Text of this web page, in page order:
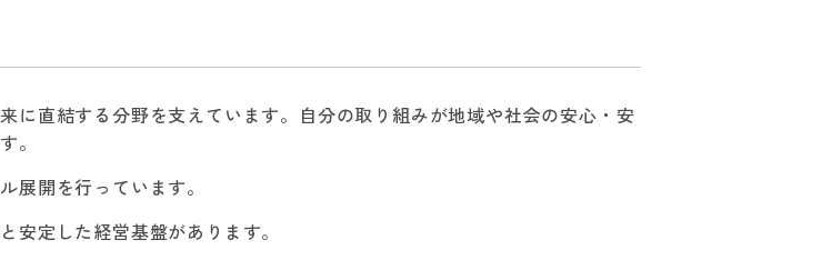
に直結する分野を支えています。自分の取り組みが地域や社会の安心・安
。
展開を行っています。
安定した経営基盤があります。